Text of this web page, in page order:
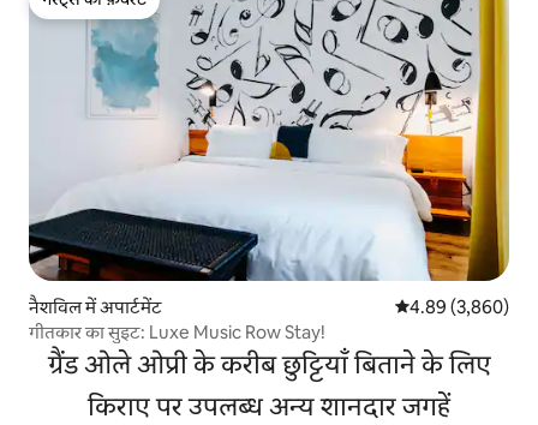
गेस्ट्स की फ़ेवरेट
नैशविल में अपार्टमेंट औसत रेटिंग 5 में से
4.89 (3,860)
गीतकार का सुइट: Luxe Music Row Stay!
ग्रैंड ओले ओप्री के करीब छुट्टियाँ बिताने के लिए
किराए पर उपलब्ध अन्य शानदार जगहें